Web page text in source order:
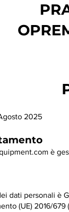
2025
è
dati personali è
(UE) 2016/679